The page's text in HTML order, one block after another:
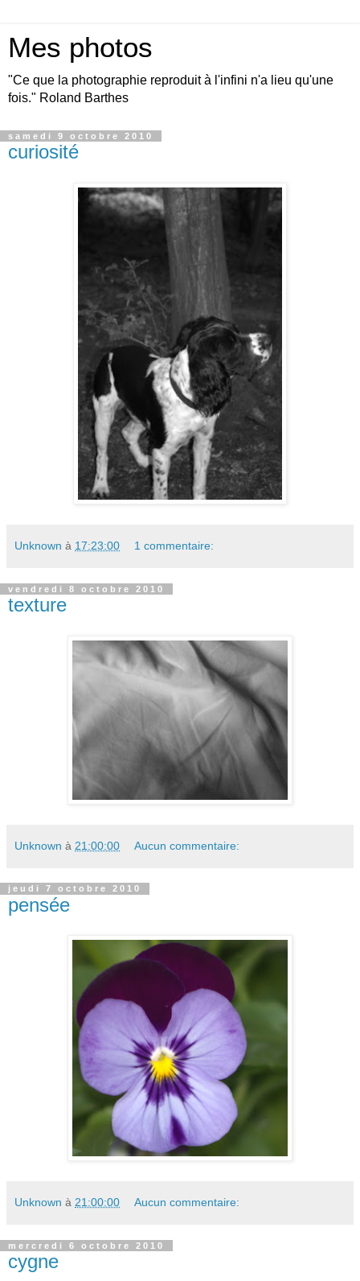
Mes photos
"Ce que la photographie reproduit à l'infini n'a lieu qu'une
fois." Roland Barthes
samedi 9 octobre 2010
curiosité
Unknown à 17:23:00 1 commentaire:
vendredi 8 octobre 2010
texture
Unknown à 21:00:00 Aucun commentaire:
jeudi 7 octobre 2010
pensée
Unknown à 21:00:00 Aucun commentaire:
mercredi 6 octobre 2010
cygne